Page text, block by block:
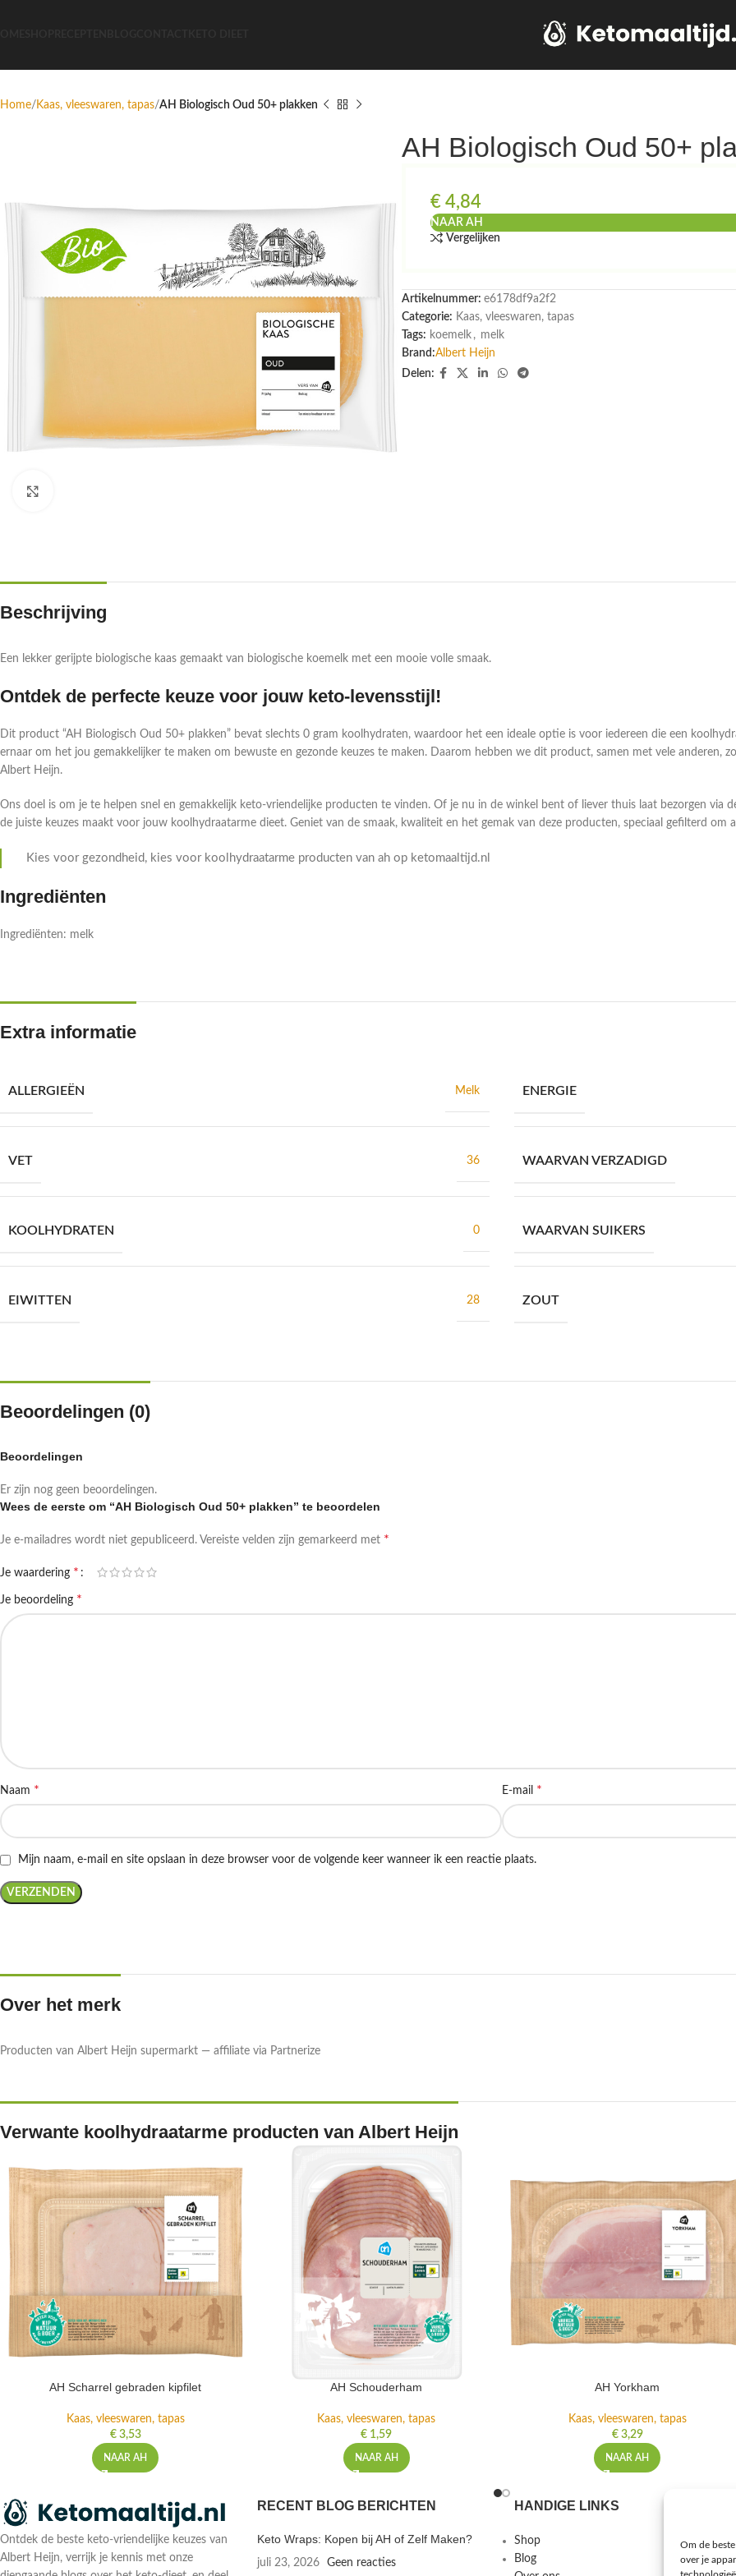
Om de
over je
Home Kaas, vleeswaren, tapas AH Biologisch Oud 50+ plakken
AH Biologisch Oud 50+
€4,84
NAAR AH
Vergelijken
Artikelnummer: e6178df9a2f2
Categorie: Kaas, vleeswaren, tapas
Tags: koemelk , melk
Brand:Albert Heijn
Delen:
Beschrijving
Een lekker gerijpte biologische kaas gemaakt van biologische koemelk met een mooie volle smaak.
Ontdek de perfecte keuze voor jouw keto-levensstijl!
Dit product “AH Biologisch Oud 50+ plakken” bevat slechts 0 gram koolhydraten, waardoor het een ideale optie is voor iedereen die een
ernaar om het jou gemakkelijker te maken om bewuste en gezonde keuzes te maken. Daarom hebben we dit product, samen met vele anderen,
Albert Heijn.
Ons doel is om je te helpen snel en gemakkelijk keto-vriendelijke producten te vinden. Of je nu in de winkel bent of liever thuis laat bezorgen via
de juiste keuzes maakt voor jouw koolhydraatarme dieet. Geniet van de smaak, kwaliteit en het gemak van deze producten, speciaal gefilterd
Kies voor gezondheid, kies voor koolhydraatarme producten van ah op ketomaaltijd.nl
Ingrediënten
Ingrediënten: melk
Extra informatie
ALLERGIEËN Melk ENERGIE
VET 36 WAARVAN VERZADIGD
KOOLHYDRATEN 0 WAARVAN SUIKERS
EIWITTEN 28 ZOUT
Beoordelingen (0)
Beoordelingen
Er zijn nog geen beoordelingen.
Wees de eerste om “AH Biologisch Oud 50+ plakken” te beoordelen
Je e-mailadres wordt niet gepubliceerd. Vereiste velden zijn gemarkeerd met *
Je waardering *
Je beoordeling *
Naam * E-mail *
Mijn naam, e-mail en site opslaan in deze browser voor de volgende keer wanneer ik een reactie plaats.
Over het merk
Producten van Albert Heijn supermarkt — affiliate via Partnerize
Verwante koolhydraatarme producten van Albert Heijn
AH Scharrel gebraden kipfilet
Kaas, vleeswaren, tapas
€3,53
NAAR AH
AH Schouderham
Kaas, vleeswaren, tapas
€ 1,59
NAAR AH
AH Yorkham
Kaas, vleeswaren, tapas
€3,29
NAAR AH
Ontdek de beste keto-vriendelijke keuzes van
Albert Heijn, verrijk je kennis met onze
RECENT BLOG BERICHTEN
Keto Wraps: Kopen bij AH of Zelf Maken?
juli 23, 2026 Geen reacties
HANDIGE LINKS
Shop
Blog